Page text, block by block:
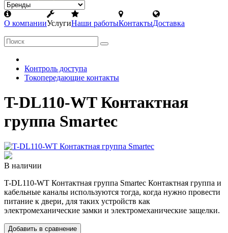
О компанииУслугиНаши работыКонтактыДоставка
Контроль доступа
Токопередающие контакты
T-DL110-WT Контактная
группа Smartec
В наличии
T-DL110-WT Контактная группа Smartec Контактная группа и
кабельные каналы используются тогда, когда нужно провести
питание к двери, для таких устройств как
электромеханические замки и электромеханические защелки.
Добавить в сравнение